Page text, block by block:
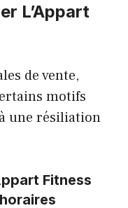
L’Appart
de vente,
motifs
une résiliation
Fitness